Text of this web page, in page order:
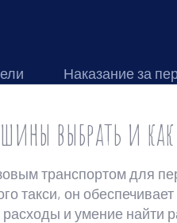
Наказание за
выбрать и
транспортом для
такси, он
и умение найти